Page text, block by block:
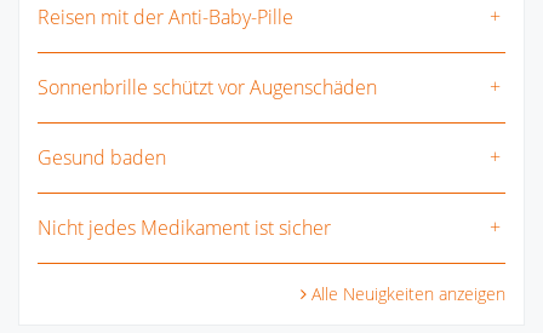
Reisen mit der Anti-Baby-Pille
Sonnenbrille schützt vor Augenschäden
Gesund baden
Nicht jedes Medikament ist sicher
Alle Neuigkeiten anzeigen